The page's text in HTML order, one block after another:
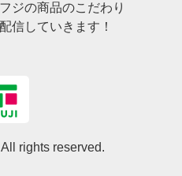
ジの商品のこだわり
信していきます！
rights reserved.